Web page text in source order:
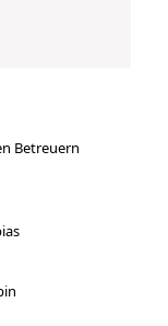
Betreuern